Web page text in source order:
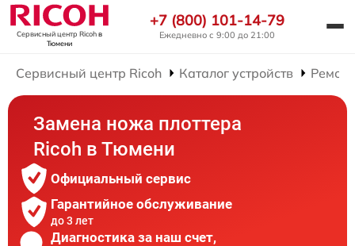
Сервисный центр Ricohв
Тюмени
+7 (800) 101-14-79
Ежедневно с 9:00 до 21:00
Сервисный центр Ricoh Каталог устройств
Замена ножа плоттера
Ricoh в Тюмени
Официальный сервис
Гарантийное обслуживание
до 3 лет
Диагностика за наш счет,